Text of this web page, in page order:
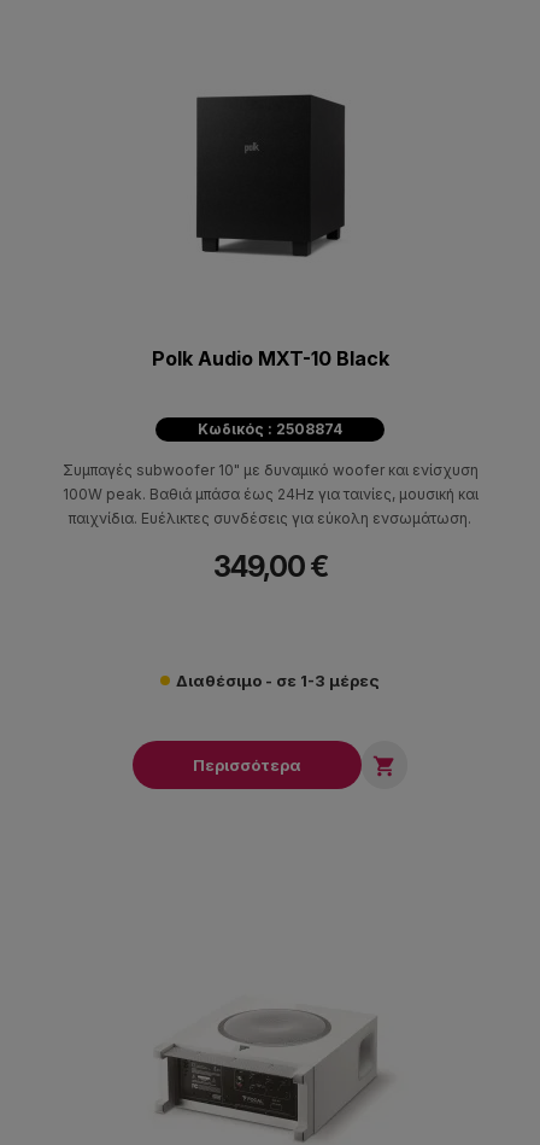
Polk Audio MXT-10 Black
Κωδικός : 2508874
Συμπαγές subwoofer 10" με δυναμικό woofer και ενίσχυση
100W peak. Βαθιά μπάσα έως 24Hz για ταινίες, μουσική και
παιχνίδια. Ευέλικτες συνδέσεις για εύκολη ενσωμάτωση.
349,00 €
Διαθέσιμο - σε 1-3 μέρες
Περισσότερα 